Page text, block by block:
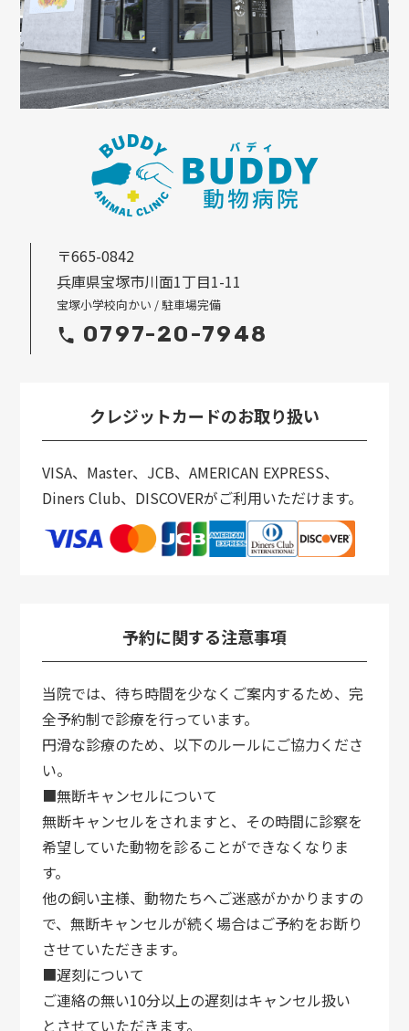
〒665-0842
兵庫県宝塚市川面1丁目1-11
宝塚小学校向かい / 駐車場完備
0797-20-7948
クレジットカードのお取り扱い
VISA、Master、JCB、AMERICAN EXPRESS、
Diners Club、DISCOVERがご利用いただけます。
予約に関する注意事項
当院では、待ち時間を少なくご案内するため、完
全予約制で診療を行っています。
円滑な診療のため、以下のルールにご協力くださ
い。
■無断キャンセルについて
無断キャンセルをされますと、その時間に診察を
希望していた動物を診ることができなくなりま
す。
他の飼い主様、動物たちへご迷惑がかかりますの
で、無断キャンセルが続く場合はご予約をお断り
させていただきます。
■遅刻について
ご連絡の無い10分以上の遅刻はキャンセル扱い
とさせていただきます。